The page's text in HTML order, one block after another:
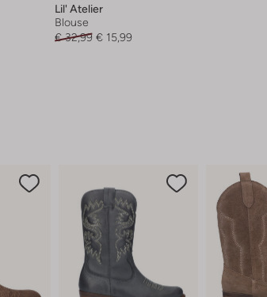
Lil' Atelier
Blouse
€ 32,99 € 15,99